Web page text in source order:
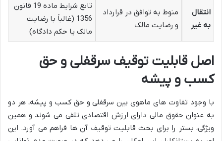
انتقال
به غیر
منوط به توافق در قرارداد
و رضایت مالک
تابع شرایط ماده 19 قانون
1356 (غالباً با رضایت
مالک یا حکم دادگاه)
اصل قابلیت توقیف سرقفلی و حق
کسب و پیشه
با وجود تفاوت های ماهوی بین سرقفلی و حق کسب و پیشه، هر دو
به عنوان حقوق مالی دارای ارزش اقتصادی تلقی می شوند و همین
ویژگی، بستر را برای بحث قابلیت توقیف آن ها فراهم می آورد. این